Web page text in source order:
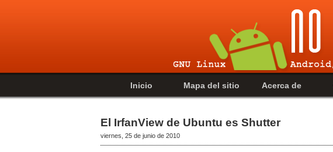
Inicio Mapa del sitio Acerca de
El IrfanView de Ubuntu es Shutter
viernes, 25 de junio de 2010